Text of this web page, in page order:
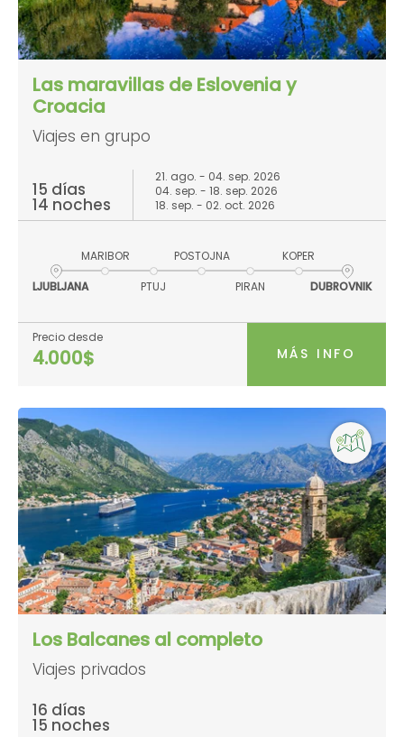
Las maravillas de Eslovenia y
Croacia
Viajes en grupo
15 días
14 noches
21. ago. - 04. sep. 2026
04. sep. - 18. sep. 2026
18. sep. - 02. oct. 2026
LJUBLJANA
MARIBOR
PTUJ
POSTOJNA
PIRAN
KOPER
DUBROVNIK
Precio desde
4.000$ MÁS INFO
Los Balcanes al completo
Viajes privados
16 días
15 noches